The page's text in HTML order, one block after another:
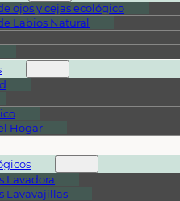
ojos y cejas ecológico
Labios Natural
Hogar
Lavadora
Lavavajillas